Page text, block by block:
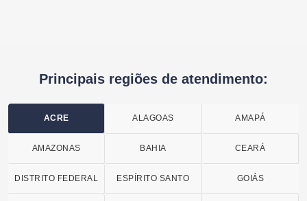
Principais regiões de atendimento:
ACRE ALAGOAS AMAPÁ
AMAZONAS BAHIA CEARÁ
DISTRITO FEDERAL ESPÍRITO SANTO GOIÁS